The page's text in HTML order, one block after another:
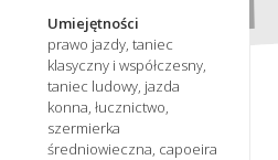
Umiejętności
prawo jazdy, taniec
klasyczny i współczesny,
taniec ludowy, jazda
konna, łucznictwo,
szermierka
średniowieczna, capoeira